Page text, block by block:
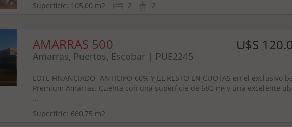
Superficie: 105,00 m2 2 2
AMARRAS 500 U$S
Amarras, Puertos, Escobar | PUE2245
LOTE FINANCIADO- ANTICIPO 60% Y EL RESTO EN CUOTAS en el exclusivo
Premium Amarras. Cuenta con una superficie de 680 m² y una excelente
...
Superficie: 680,75 m2